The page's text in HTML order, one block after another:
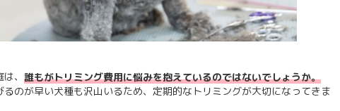
、 誰もがトリミング費用に悩みを抱えているのではないでしょうか。
のが早い犬種も沢山いるため、定期的なトリミングが大切になってきま